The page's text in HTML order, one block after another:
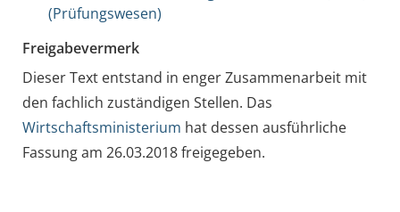
(Prüfungswesen)
Freigabevermerk
Dieser Text entstand in enger Zusammenarbeit mit
den fachlich zuständigen Stellen. Das
Wirtschaftsministerium hat dessen ausführliche
Fassung am 26.03.2018 freigegeben.